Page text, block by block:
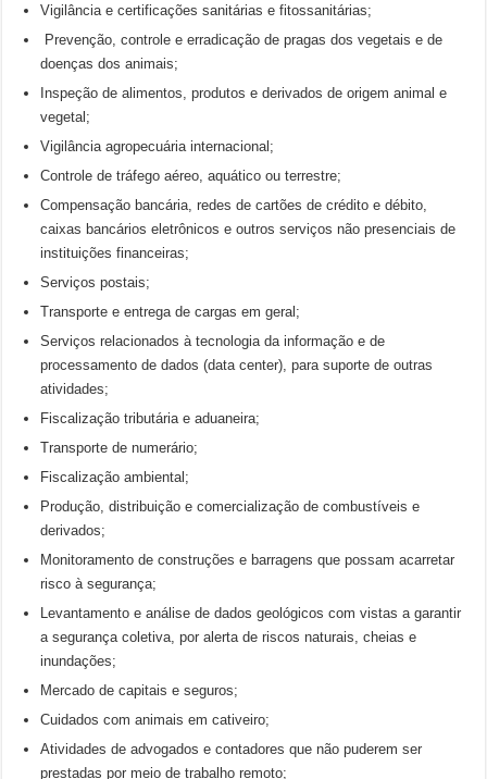
Vigilância e certificações sanitárias e fitossanitárias;
Prevenção, controle e erradicação de pragas dos vegetais e de
doenças dos animais;
Inspeção de alimentos, produtos e derivados de origem animal e
vegetal;
Vigilância agropecuária internacional;
Controle de tráfego aéreo, aquático ou terrestre;
Compensação bancária, redes de cartões de crédito e débito,
caixas bancários eletrônicos e outros serviços não presenciais de
instituições financeiras;
Serviços postais;
Transporte e entrega de cargas em geral;
Serviços relacionados à tecnologia da informação e de
processamento de dados (data center), para suporte de outras
atividades;
Fiscalização tributária e aduaneira;
Transporte de numerário;
Fiscalização ambiental;
Produção, distribuição e comercialização de combustíveis e
derivados;
Monitoramento de construções e barragens que possam acarretar
risco à segurança;
Levantamento e análise de dados geológicos com vistas a garantir
a segurança coletiva, por alerta de riscos naturais, cheias e
inundações;
Mercado de capitais e seguros;
Cuidados com animais em cativeiro;
Atividades de advogados e contadores que não puderem ser
prestadas por meio de trabalho remoto;